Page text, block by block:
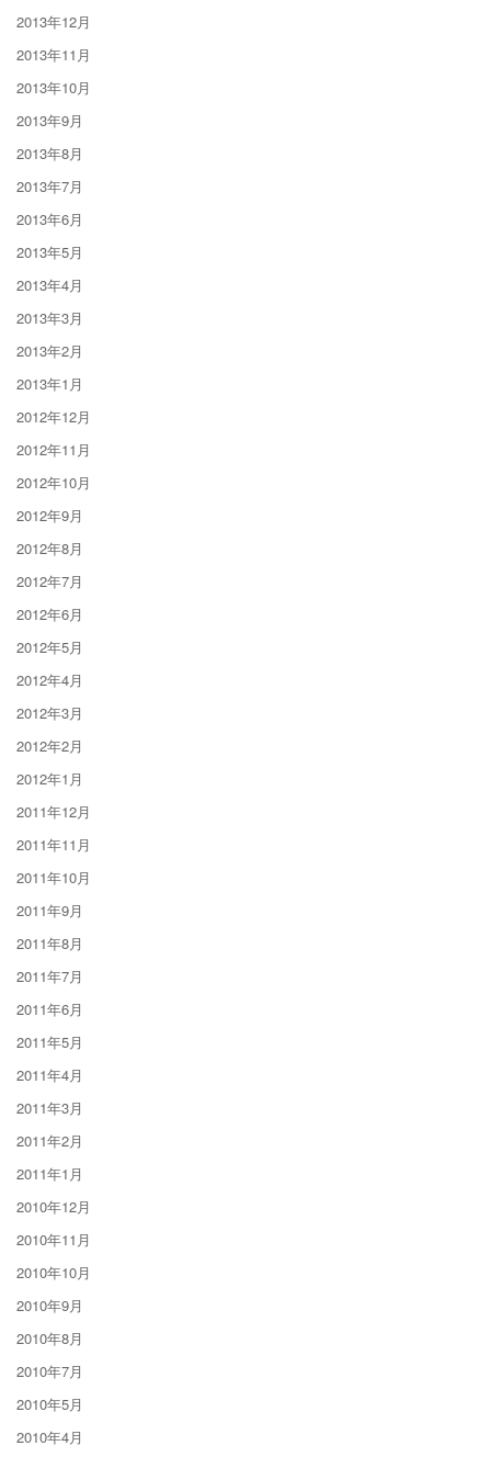
2013年12月
2013年11月
2013年10月
2013年9月
2013年8月
2013年7月
2013年6月
2013年5月
2013年4月
2013年3月
2013年2月
2013年1月
2012年12月
2012年11月
2012年10月
2012年9月
2012年8月
2012年7月
2012年6月
2012年5月
2012年4月
2012年3月
2012年2月
2012年1月
2011年12月
2011年11月
2011年10月
2011年9月
2011年8月
2011年7月
2011年6月
2011年5月
2011年4月
2011年3月
2011年2月
2011年1月
2010年12月
2010年11月
2010年10月
2010年9月
2010年8月
2010年7月
2010年5月
2010年4月